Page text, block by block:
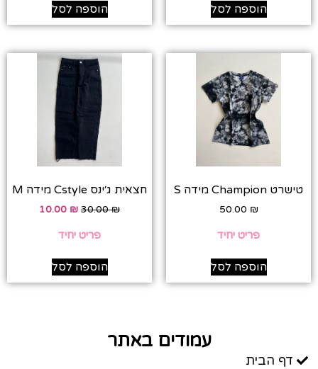
הוספה לסל הוספה לסל
טישרט Champion מידה S
50.00 ₪
פריט יחיד
הוספה לסל
חצאית ג׳ינס Cstyle מידה M
30.00₪
10.00 ₪
פריט יחיד
הוספה לסל
עמודים באתר
דף הבית